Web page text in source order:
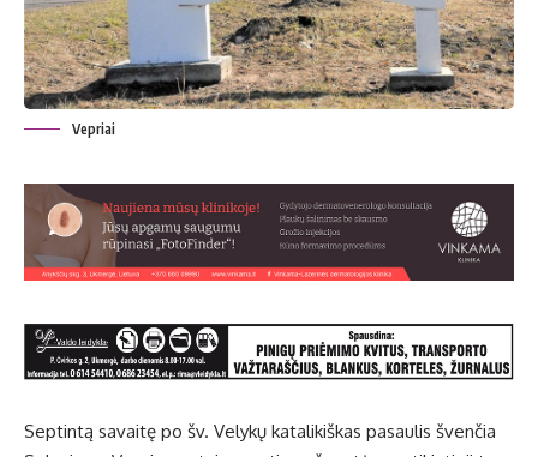
Vepriai
Septintą savaitę po šv. Velykų katalikiškas pasaulis švenčia